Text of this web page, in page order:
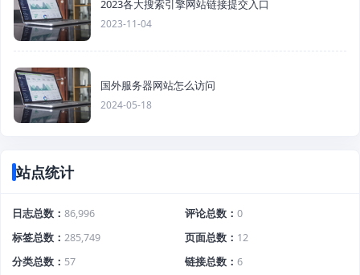
2023各大搜索引擎网站链接提交入口
2023-11-04
国外服务器网站怎么访问
2024-05-18
站点统计
日志总数 86,996 评论总数
0
标签总数
285,749 页面总数
12
分类总数
57 链接总数
6